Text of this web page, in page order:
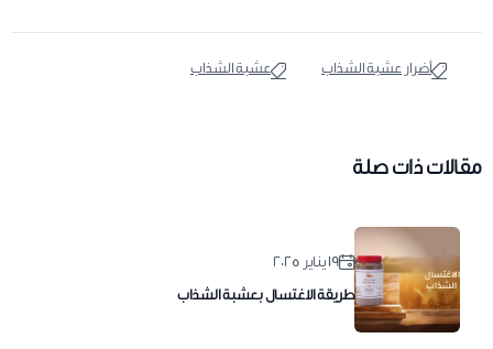
أضرار عشبة الشذاب عشبة الشذاب
مقالات ذات صلة
١٩ يناير ٢٠٢٥
طريقة الاغتسال بعشبة الشذاب